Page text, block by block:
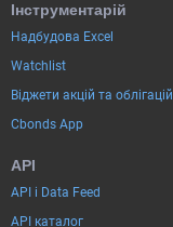
Інструментарій
Надбудова Excel
Watchlist
Віджети акцій та облігацій
Cbonds App
API
API і Data Feed
API каталог